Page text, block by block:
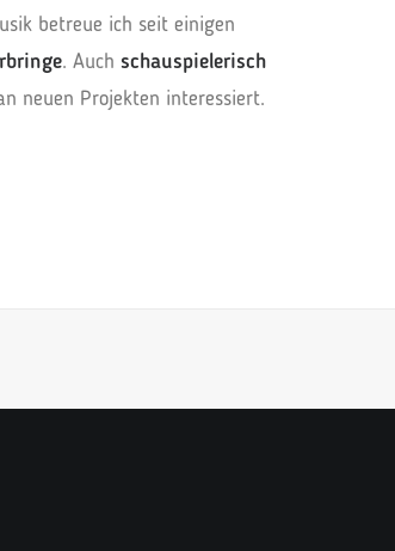
betreue ich seit einigen
. Auch schauspielerisch
neuen Projekten interessiert.